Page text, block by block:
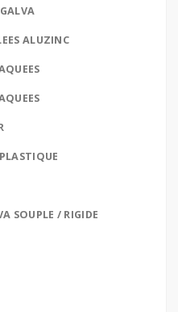
ALUZINC
SOUPLE / RIGIDE